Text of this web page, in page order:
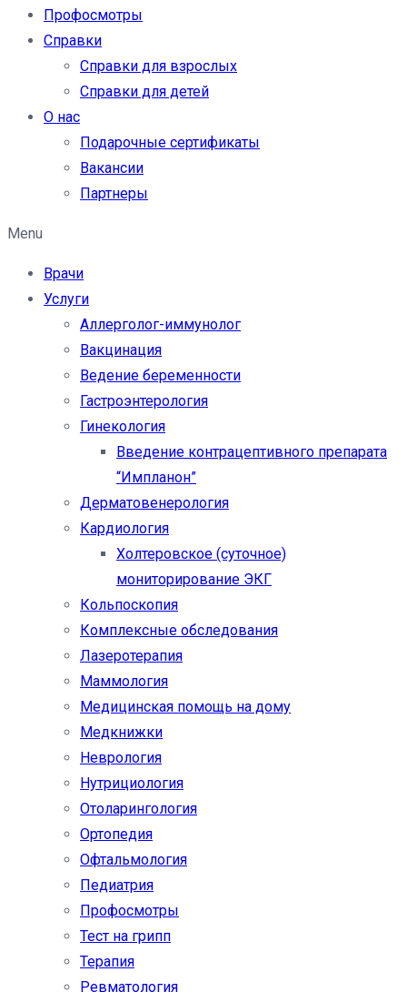
Профосмотры
Справки
Справки для взрослых
Справки для детей
О нас
Подарочные сертификаты
Вакансии
Партнеры
Menu
Врачи
Услуги
Аллерголог-иммунолог
Вакцинация
Ведение беременности
Гастроэнтерология
Гинекология
Введение контрацептивного препарата
“Импланон”
Дерматовенерология
Кардиология
Холтеровское (суточное)
мониторирование ЭКГ
Кольпоскопия
Комплексные обследования
Лазеротерапия
Маммология
Медицинская помощь на дому
Медкнижки
Неврология
Нутрициология
Отоларингология
Ортопедия
Офтальмология
Педиатрия
Профосмотры
Тест на грипп
Терапия
Ревматология